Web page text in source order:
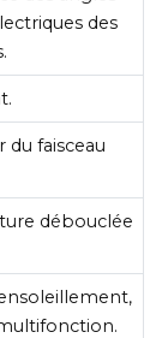
des
du faisceau
débouclée